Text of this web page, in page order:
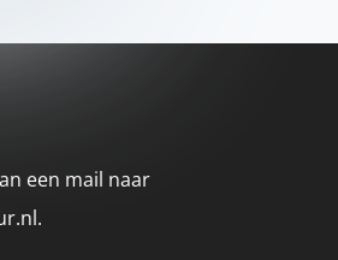
een mail naar